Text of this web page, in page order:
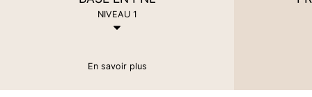
NIVEAU 1
En savoir plus